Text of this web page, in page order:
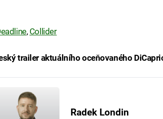
, Collider
trailer aktuálního oceňovaného
Radek Londin